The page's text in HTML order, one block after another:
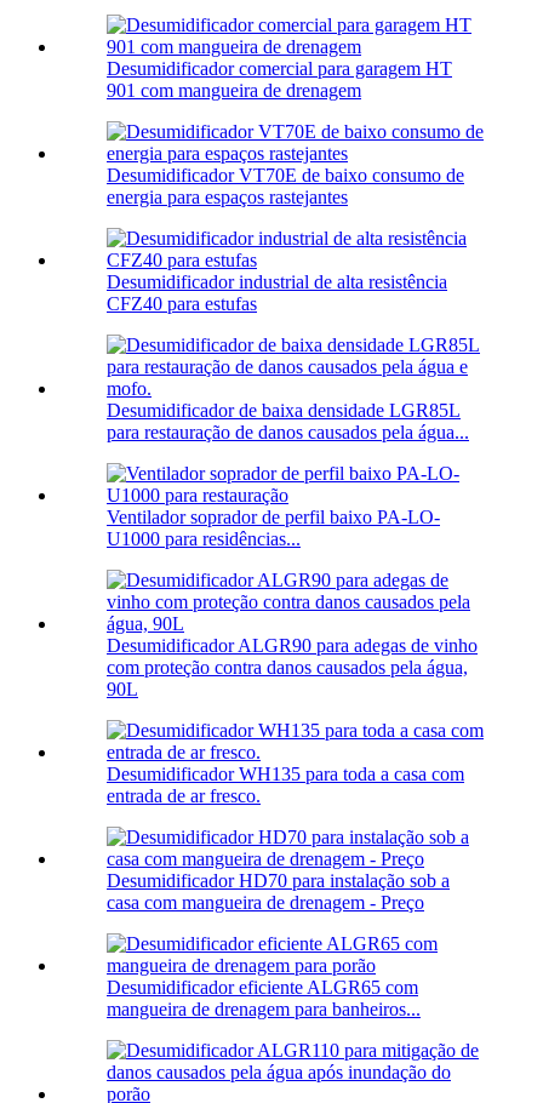
Desumidificador comercial para garagem HT
901 com mangueira de drenagem
Desumidificador VT70E de baixo consumo de
energia para espaços rastejantes
Desumidificador industrial de alta resistência
CFZ40 para estufas
Desumidificador de baixa densidade LGR85L
para restauração de danos causados ​​pela água...
Ventilador soprador de perfil baixo PA-LO-
U1000 para residências...
Desumidificador ALGR90 para adegas de vinho
com proteção contra danos causados ​​pela água,
90L
Desumidificador WH135 para toda a casa com
entrada de ar fresco.
Desumidificador HD70 para instalação sob a
casa com mangueira de drenagem - Preço
Desumidificador eficiente ALGR65 com
mangueira de drenagem para banheiros...